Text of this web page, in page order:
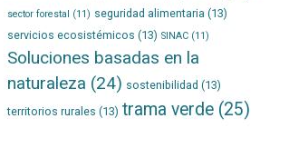
sector forestal (11) seguridad alimentaria (13)
servicios ecosistémicos (13) SINAC(11)
Soluciones basadas en la
naturaleza (24) sostenibilidad (13)
territorios rurales (13) trama verde(25)